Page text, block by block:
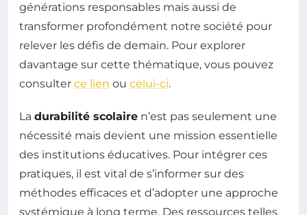
générations responsables mais aussi de
transformer profondément notre société pour
relever les défis de demain. Pour explorer
davantage sur cette thématique, vous pouvez
consulter ce lien ou celui-ci.
La durabilité scolaire n’est pas seulement une
nécessité mais devient une mission essentielle
des institutions éducatives. Pour intégrer ces
pratiques, il est vital de s’informer sur des
méthodes efficaces et d’adopter une approche
systémique à long terme. Des ressources telles